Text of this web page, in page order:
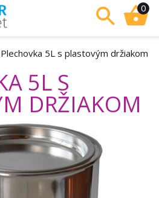
0
Plechovka 5L s plastovým držiakom
5L S
DRŽIAKOM